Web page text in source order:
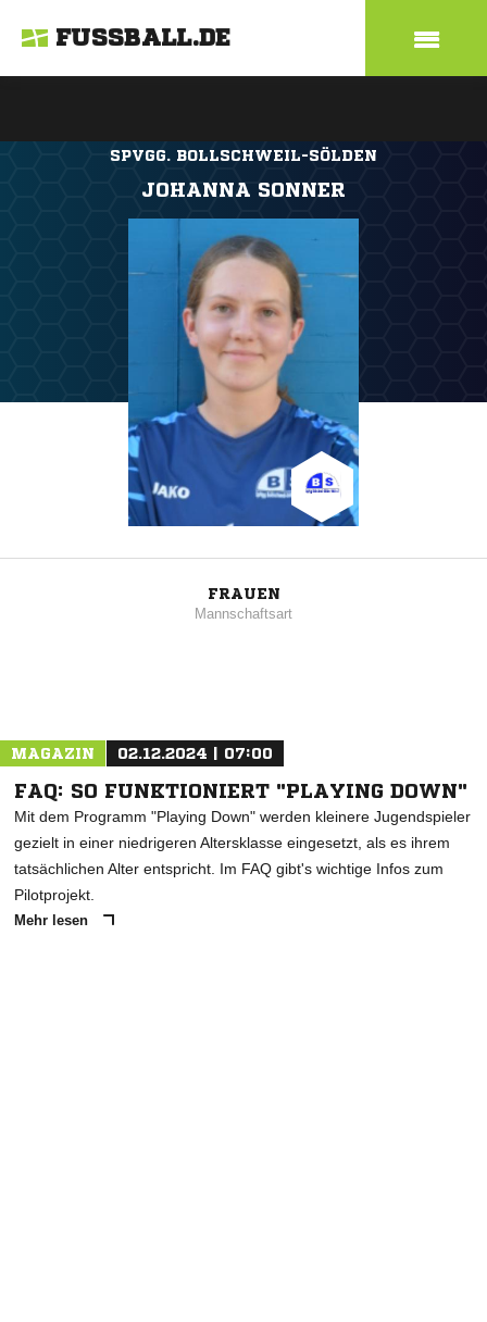
FUSSBALL.DE
SPVGG. BOLLSCHWEIL-SÖLDEN
JOHANNA SONNER
FRAUEN
Mannschaftsart
MAGAZIN 02.12.2024 | 07:00
FAQ: SO FUNKTIONIERT "PLAYING DOWN"
Mit dem Programm "Playing Down" werden kleinere Jugendspieler
gezielt in einer niedrigeren Altersklasse eingesetzt, als es ihrem
tatsächlichen Alter entspricht. Im FAQ gibt's wichtige Infos zum
Pilotprojekt.
Mehr lesen